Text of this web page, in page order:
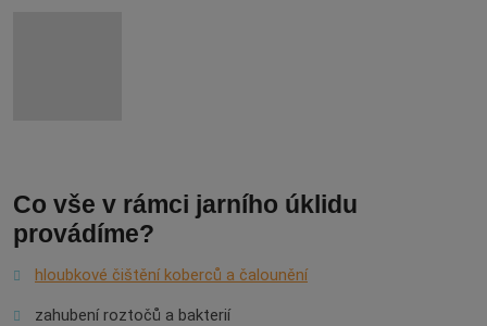
Co vše v rámci jarního úklidu
provádíme?
hloubkové čištění koberců a čalounění
zahubení roztočů a bakterií